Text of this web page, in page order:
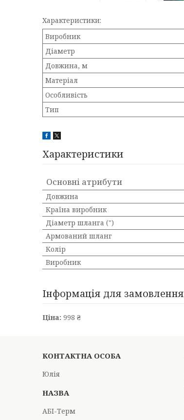
Характеристики:
Виробник
Діаметр
Довжина, м
Матеріал
Особливість
Тип
Характеристики
Основні атрибути
Довжина
Країна виробник
Діаметр шланга (")
Армований шланг
Колір
Виробник
Інформація для замовлення
Ціна: 998 ₴
Юлія
АБІ-Терм